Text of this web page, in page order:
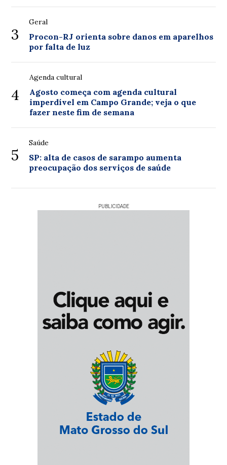
3
Geral
Procon-RJ orienta sobre danos em aparelhos
por falta de luz
4
Agenda cultural
Agosto começa com agenda cultural
imperdível em Campo Grande; veja o que
fazer neste fim de semana
5
Saúde
SP: alta de casos de sarampo aumenta
preocupação dos serviços de saúde
PUBLICIDADE